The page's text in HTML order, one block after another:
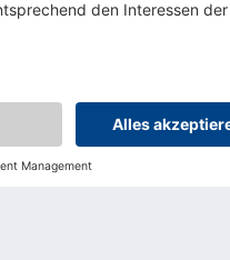
nicht geräumt,
der Nähe der
Rauchverbot, die
streng